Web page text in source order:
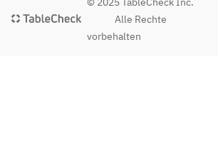
Alle Rechte
vorbehalten